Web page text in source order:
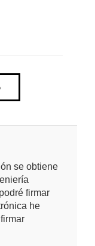
se obtiene
firmar
he